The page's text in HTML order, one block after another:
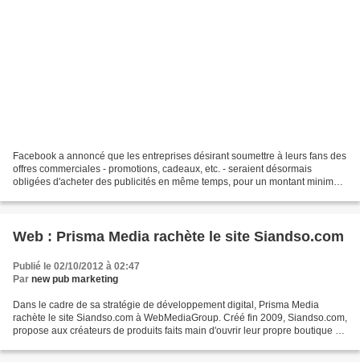
Facebook a annoncé que les entreprises désirant soumettre à leurs fans des
offres commerciales - promotions, cadeaux, etc. - seraient désormais
obligées d'acheter des publicités en même temps, pour un montant minimal
Web : Prisma Media rachète le site Siandso.com
Publié le 02/10/2012 à 02:47
Par new pub marketing
Dans le cadre de sa stratégie de développement digital, Prisma Media
rachète le site Siandso.com à WebMediaGroup. Créé fin 2009, Siandso.com,
propose aux créateurs de produits faits main d'ouvrir leur propre boutique et